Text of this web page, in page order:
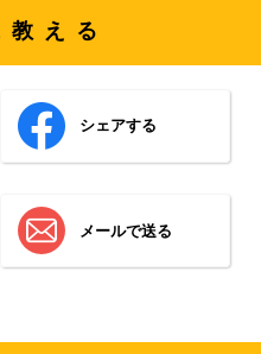
える
シェアする
メールで送る